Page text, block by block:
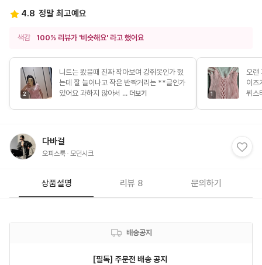
4.8 정말 최고예요
색감 100% 리뷰가 '비슷해요' 라고 했어요
2
니트는 봤을때 진짜 작아보여 강쥐옷인가 했
는데 잘 늘어나고 작은 반짝거리는 **글인가
있어요 과하지 않아서 ... 더보기 1
오랜
이즈
뷔스
다바걸
오피스룩 모던시크
상품설명 리뷰 8 문의하기
배송공지
[필독] 주문전 배송 공지